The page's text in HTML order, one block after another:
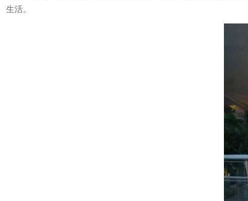
生活。